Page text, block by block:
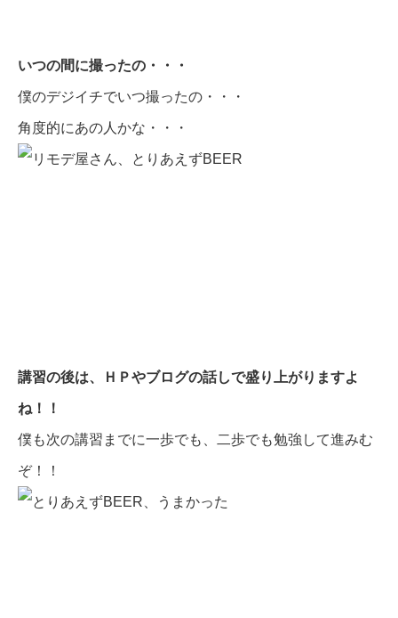
いつの間に撮ったの・・・
僕のデジイチでいつ撮ったの・・・
角度的にあの人かな・・・
講習の後は、ＨＰやブログの話しで盛り上がりますよ
ね！！
僕も次の講習までに一歩でも、二歩でも勉強して進みむ
ぞ！！